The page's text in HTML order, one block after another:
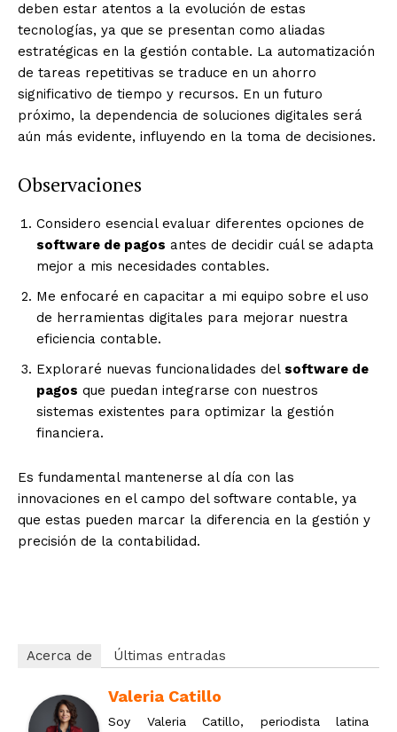
deben estar atentos a la evolución de estas
tecnologías, ya que se presentan como aliadas
estratégicas en la gestión contable. La automatización
de tareas repetitivas se traduce en un ahorro
significativo de tiempo y recursos. En un futuro
próximo, la dependencia de soluciones digitales será
aún más evidente, influyendo en la toma de decisiones.
Observaciones
Considero esencial evaluar diferentes opciones de
software de pagos antes de decidir cuál se adapta
mejor a mis necesidades contables.
Me enfocaré en capacitar a mi equipo sobre el uso
de herramientas digitales para mejorar nuestra
eficiencia contable.
Exploraré nuevas funcionalidades del software de
pagos que puedan integrarse con nuestros
sistemas existentes para optimizar la gestión
financiera.
Es fundamental mantenerse al día con las
innovaciones en el campo del software contable, ya
que estas pueden marcar la diferencia en la gestión y
precisión de la contabilidad.
Acerca de Últimas entradas
Valeria Catillo
Soy Valeria Catillo, periodista latina